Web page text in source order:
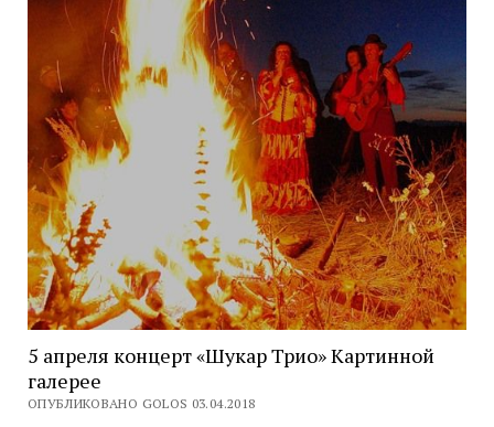
5 апреля концерт «Шукар Трио» Картинной
галерее
ОПУБЛИКОВАНО GOLOS 03.04.2018